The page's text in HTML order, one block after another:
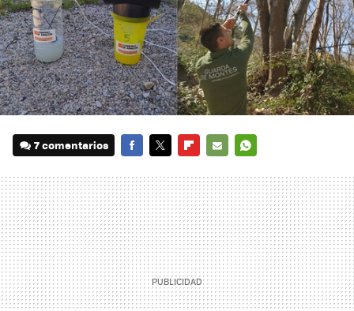
7 comentarios
MAIL